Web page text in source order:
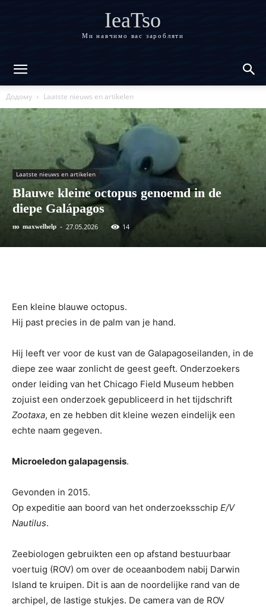
IeaTso
Ми навчимо вас заробляти
Додому Laatste nieuws en artikelen
Laatste nieuws en artikelen
Blauwe kleine octopus genoemd in de
diepe Galápagos
по maxwelhelp - 27.05.2026 14
Een kleine blauwe octopus.
Hij past precies in de palm van je hand.
Hij leeft ver voor de kust van de Galapagoseilanden, in de
diepe zee waar zonlicht de geest geeft. Onderzoekers
onder leiding van het Chicago Field Museum hebben
zojuist een onderzoek gepubliceerd in het tijdschrift
Zootaxa, en ze hebben dit kleine wezen eindelijk een
echte naam gegeven.
Microeledon galapagensis.
Gevonden in 2015.
Op expeditie aan boord van het onderzoeksschip E/V
Nautilus.
Zeebiologen gebruikten een op afstand bestuurbaar
voertuig (ROV) om over de oceaanbodem nabij Darwin
Island te kruipen. Dit is aan de noordelijke rand van de
archipel, de lastige stukjes. De camera van de ROV